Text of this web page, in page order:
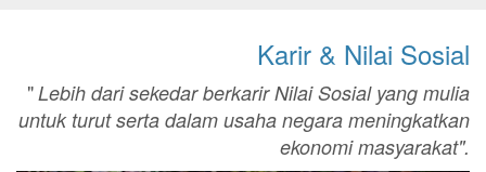
Karir & Nilai Sosial
"Lebih dari sekedar berkarir Nilai Sosial yang mulia
untuk turut serta dalam usaha negara meningkatkan
ekonomi masyarakat".